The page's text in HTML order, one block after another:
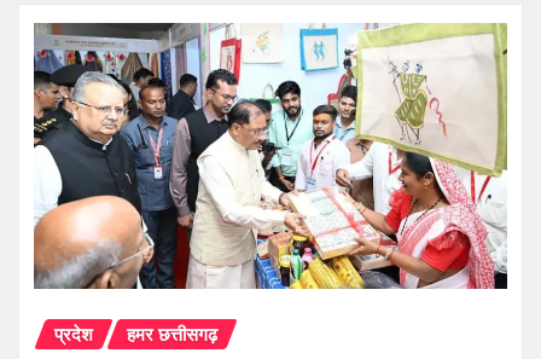
प्रदेश हमर छत्तीसगढ़